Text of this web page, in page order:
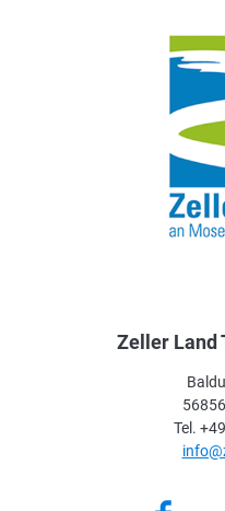
Zeller Land
Tel.